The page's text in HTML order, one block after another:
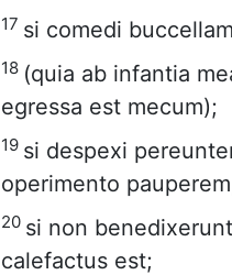
17 si comedi
18 (quia ab infantia
egressa est mecum);
19 si despexi
operimento
20 si non
calefactus est;